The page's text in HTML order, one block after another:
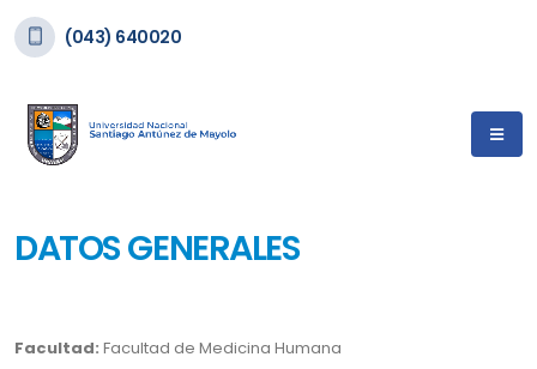
(043) 640020
DATOS GENERALES
Facultad: Facultad de Medicina Humana